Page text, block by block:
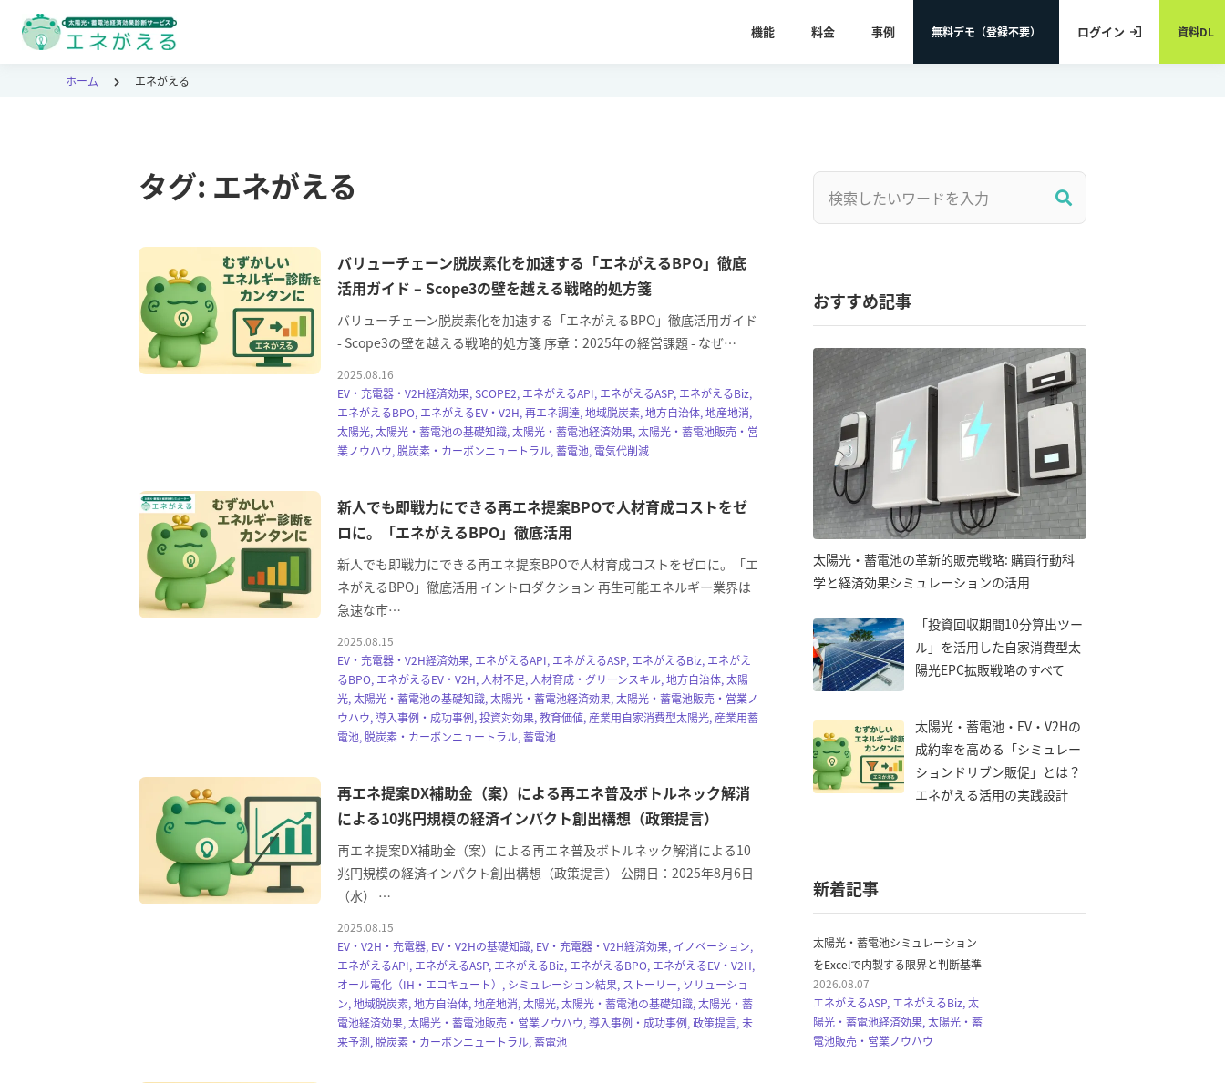
機能 料金 事例 無料デモ（登録不要） ログイン 資料DL
ホーム エネがえる
タグ: エネがえる
バリューチェーン脱炭素化を加速する「エネがえるBPO」徹底
活用ガイド – Scope3の壁を越える戦略的処方箋
バリューチェーン脱炭素化を加速する「エネがえるBPO」徹底活用ガイド
- Scope3の壁を越える戦略的処方箋 序章：2025年の経営課題 - なぜ…
2025.08.16
EV・充電器・V2H経済効果, SCOPE2, エネがえるAPI, エネがえるASP, エネがえるBiz,
エネがえるBPO, エネがえるEV・V2H, 再エネ調達, 地域脱炭素, 地方自治体, 地産地消,
太陽光, 太陽光・蓄電池の基礎知識, 太陽光・蓄電池経済効果, 太陽光・蓄電池販売・営
業ノウハウ, 脱炭素・カーボンニュートラル, 蓄電池, 電気代削減
新人でも即戦力にできる再エネ提案BPOで人材育成コストをゼ
ロに。「エネがえるBPO」徹底活用
新人でも即戦力にできる再エネ提案BPOで人材育成コストをゼロに。「エ
ネがえるBPO」徹底活用 イントロダクション 再生可能エネルギー業界は
急速な市…
2025.08.15
EV・充電器・V2H経済効果, エネがえるAPI, エネがえるASP, エネがえるBiz, エネがえ
るBPO, エネがえるEV・V2H, 人材不足, 人材育成・グリーンスキル, 地方自治体, 太陽
光, 太陽光・蓄電池の基礎知識, 太陽光・蓄電池経済効果, 太陽光・蓄電池販売・営業ノ
ウハウ, 導入事例・成功事例, 投資対効果, 教育価値, 産業用自家消費型太陽光, 産業用蓄
電池, 脱炭素・カーボンニュートラル, 蓄電池
再エネ提案DX補助金（案）による再エネ普及ボトルネック解消
による10兆円規模の経済インパクト創出構想（政策提言）
再エネ提案DX補助金（案）による再エネ普及ボトルネック解消による10
兆円規模の経済インパクト創出構想（政策提言） 公開日：2025年8月6日
（水） …
2025.08.15
EV・V2H・充電器, EV・V2Hの基礎知識, EV・充電器・V2H経済効果, イノベーション,
エネがえるAPI, エネがえるASP, エネがえるBiz, エネがえるBPO, エネがえるEV・V2H,
オール電化（IH・エコキュート）, シミュレーション結果, ストーリー, ソリューショ
ン, 地域脱炭素, 地方自治体, 地産地消, 太陽光, 太陽光・蓄電池の基礎知識, 太陽光・蓄
電池経済効果, 太陽光・蓄電池販売・営業ノウハウ, 導入事例・成功事例, 政策提言, 未
来予測, 脱炭素・カーボンニュートラル, 蓄電池
おすすめ記事
太陽光・蓄電池の革新的販売戦略: 購買行動科
学と経済効果シミュレーションの活用
「投資回収期間10分算出ツー
ル」を活用した自家消費型太
陽光EPC拡販戦略のすべて
太陽光・蓄電池・EV・V2Hの
成約率を高める「シミュレー
ションドリブン販促」とは？
エネがえる活用の実践設計
新着記事
太陽光・蓄電池シミュレーション
をExcelで内製する限界と判断基準
2026.08.07
エネがえるASP, エネがえるBiz, 太
陽光・蓄電池経済効果, 太陽光・蓄
電池販売・営業ノウハウ